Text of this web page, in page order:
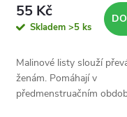
55 Kč
Skladem>5 ks
Malinové listy slouží
ženám. Pomáhají v
předmenstruačním
menstruačních obtíží, i